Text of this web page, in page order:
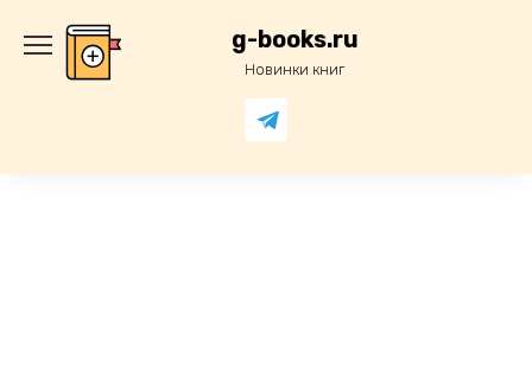
содержанию
g-books.ru
Новинки книг